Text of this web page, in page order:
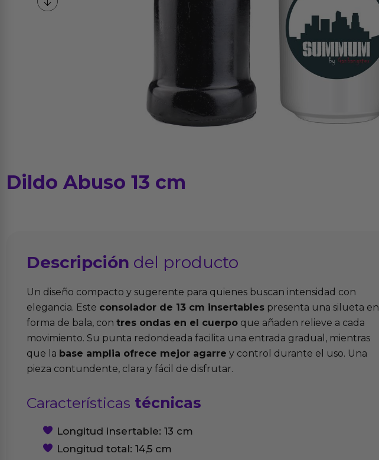
Dildo Abuso 13 cm
Descripción del producto
Un diseño compacto y sugerente para quienes buscan intensidad con
elegancia. Este consolador de 13 cm insertables presenta una silueta en
forma de bala, con tres ondas en el cuerpo que añaden relieve a cada
movimiento. Su punta redondeada facilita una entrada gradual, mientras
que la base amplia ofrece mejor agarre y control durante el uso. Una
pieza contundente, clara y fácil de disfrutar.
Características técnicas
Longitud insertable: 13 cm
Longitud total: 14,5 cm